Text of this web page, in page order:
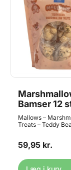
Bamser 12
180g, PME
Mallows –
Treats – Teddy
Marshmallow
marshmallow-
formet som
59,95 kr.